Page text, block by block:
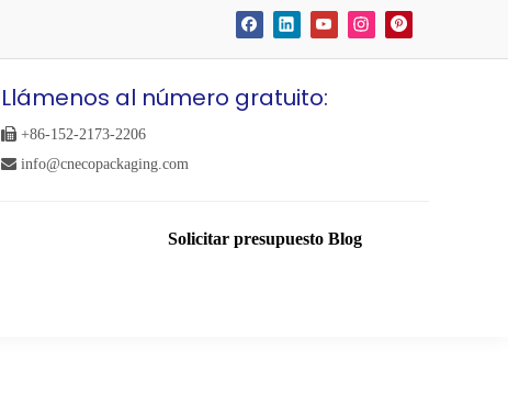
Llámenos al número gratuito:
 +86-152-2173-2206
 info@cnecopackaging.com
Solicitar presupuesto Blog